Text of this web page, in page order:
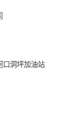
口洞坪加油站